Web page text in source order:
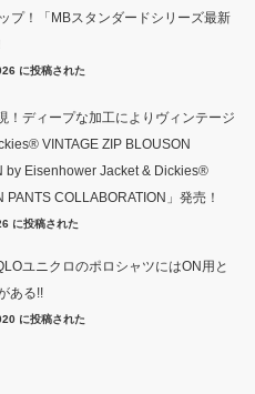
プ！「MBスタンダードシリーズ最新
に投稿された
！ディープな加工によりヴィンテージ
VINTAGE ZIP BLOUSON
by Eisenhower Jacket & Dickies®
PANTS COLLABORATION」発売！
に投稿された
ユニクロのポロシャツにはON用と
ある!!
に投稿された